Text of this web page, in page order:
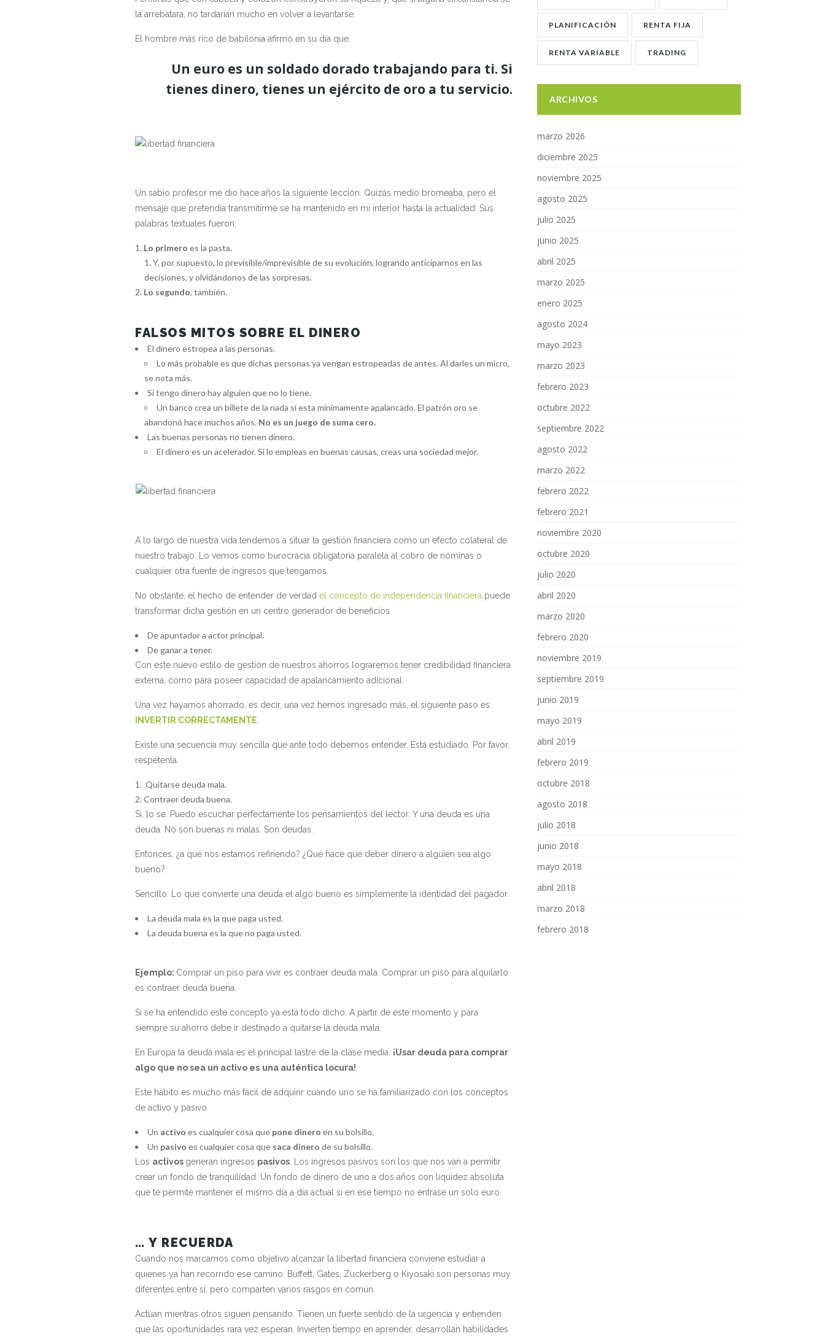
la arrebatara, no tardarían mucho en volver a levantarse.
El hombre más rico de babilonia afirmó en su día que:
Un euro es un soldado dorado trabajando para ti. Si
tienes dinero, tienes un ejército de oro a tu servicio.
Un sabio profesor me dio hace años la siguiente lección. Quizás medio bromeaba, pero el
mensaje que pretendía transmitirme se ha mantenido en mi interior hasta la actualidad. Sus
palabras textuales fueron:
Lo primero es la pasta.
Y, por supuesto, lo previsible/imprevisible de su evolución, logrando anticiparnos en las
decisiones, y olvidándonos de las sorpresas.
Lo segundo, también.
FALSOS MITOS SOBRE EL DINERO
El dinero estropea a las personas.
Lo más probable es que dichas personas ya vengan estropeadas de antes. Al darles un micro,
se nota más.
Si tengo dinero hay alguien que no lo tiene.
Un banco crea un billete de la nada si esta mínimamente apalancado. El patrón oro se
abandonó hace muchos años. No es un juego de suma cero.
Las buenas personas no tienen dinero.
El dinero es un acelerador. Si lo empleas en buenas causas, creas una sociedad mejor.
A lo largo de nuestra vida tendemos a situar la gestión financiera como un efecto colateral de
nuestro trabajo. Lo vemos como burocracia obligatoria paralela al cobro de nóminas o
cualquier otra fuente de ingresos que tengamos.
No obstante, el hecho de entender de verdad el concepto de independencia financiera puede
transformar dicha gestión en un centro generador de beneficios.
De apuntador a actor principal.
De ganar a tener.
Con este nuevo estilo de gestión de nuestros ahorros lograremos tener credibilidad financiera
externa, como para poseer capacidad de apalancamiento adicional.
Una vez hayamos ahorrado, es decir, una vez hemos ingresado más, el siguiente paso es:
INVERTIR CORRECTAMENTE
Existe una secuencia muy sencilla que ante todo debemos entender. Está estudiado. Por favor,
respétenla.
Quitarse deuda mala.
Contraer deuda buena.
Si, lo se. Puedo escuchar perfectamente los pensamientos del lector. Y una deuda es una
deuda. No son buenas ni malas. Son deudas.
Entonces, ¿a qué nos estamos refiriendo? ¿Qué hace que deber dinero a alguien sea algo
bueno?
Sencillo. Lo que convierte una deuda el algo bueno es simplemente la identidad del pagador.
La deuda mala es la que paga usted.
La deuda buena es la que no paga usted.
Ejemplo: Comprar un piso para vivir es contraer deuda mala. Comprar un piso para alquilarlo
es contraer deuda buena.
Si se ha entendido este concepto ya está todo dicho. A partir de este momento y para
siempre su ahorro debe ir destinado a quitarse la deuda mala.
En Europa la deuda mala es el principal lastre de la clase media. ¡Usar deuda para comprar
algo que no sea un activo es una auténtica locura!
Este hábito es mucho más fácil de adquirir cuando uno se ha familiarizado con los conceptos
de activo y pasivo.
Un activo es cualquier cosa que pone dinero en su bolsillo.
Un pasivo es cualquier cosa que saca dinero de su bolsillo.
Los activos generan ingresos pasivos . Los ingresos pasivos son los que nos van a permitir
crear un fondo de tranquilidad. Un fondo de dinero de uno a dos años con liquidez absoluta
que te permite mantener el mismo día a día actual si en ese tiempo no entrase un solo euro.
… Y RECUERDA
Cuando nos marcamos como objetivo alcanzar la libertad financiera conviene estudiar a
quienes ya han recorrido ese camino. Buffett, Gates, Zuckerberg o Kiyosaki son personas muy
diferentes entre sí, pero comparten varios rasgos en común.
Actúan mientras otros siguen pensando. Tienen un fuerte sentido de la urgencia y entienden
que las oportunidades rara vez esperan. Invierten tiempo en aprender, desarrollan habilidades
PLANIFICACIÓN RENTA FIJA
RENTA VARIABLE TRADING
ARCHIVOS
marzo 2026
diciembre 2025
noviembre 2025
agosto 2025
julio 2025
junio 2025
abril 2025
marzo 2025
enero 2025
agosto 2024
mayo 2023
marzo 2023
febrero 2023
octubre 2022
septiembre 2022
agosto 2022
marzo 2022
febrero 2022
febrero 2021
noviembre 2020
octubre 2020
julio 2020
abril 2020
marzo 2020
febrero 2020
noviembre 2019
septiembre 2019
junio 2019
mayo 2019
abril 2019
febrero 2019
octubre 2018
agosto 2018
julio 2018
junio 2018
mayo 2018
abril 2018
marzo 2018
febrero 2018